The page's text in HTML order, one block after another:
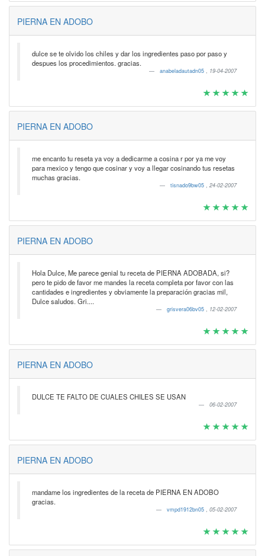
PIERNA EN ADOBO
dulce se te olvido los chiles y dar los ingredientes paso por paso y
despues los procedimientos. gracias.
anabeladautadn05 , 19-04-2007
PIERNA EN ADOBO
me encanto tu reseta ya voy a dedicarme a cosina r por ya me voy
para mexico y tengo que cosinar y voy a llegar cosinando tus resetas
muchas gracias.
tisnado9bw05 , 24-02-2007
PIERNA EN ADOBO
Hola Dulce, Me parece genial tu receta de PIERNA ADOBADA, si?
pero te pido de favor me mandes la receta completa por favor con las
cantidades e ingredientes y obviamente la preparación gracias mil,
Dulce saludos. Gri....
grisvera06bv05 , 12-02-2007
PIERNA EN ADOBO
DULCE TE FALTO DE CUALES CHILES SE USAN
06-02-2007
PIERNA EN ADOBO
mandame los ingredientes de la receta de PIERNA EN ADOBO
gracias.
vmpd1912bn05 , 05-02-2007